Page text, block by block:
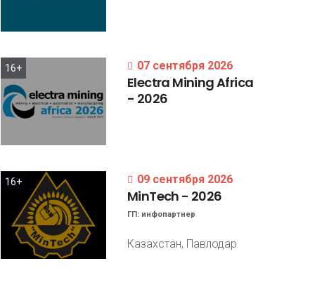
16+ 07 сентября 2026
Electra MiningAfrica
- 2026
16+ 09 сентября 2026
MinTech - 2026
ГП: инфопартнер
Казахстан, Павлодар